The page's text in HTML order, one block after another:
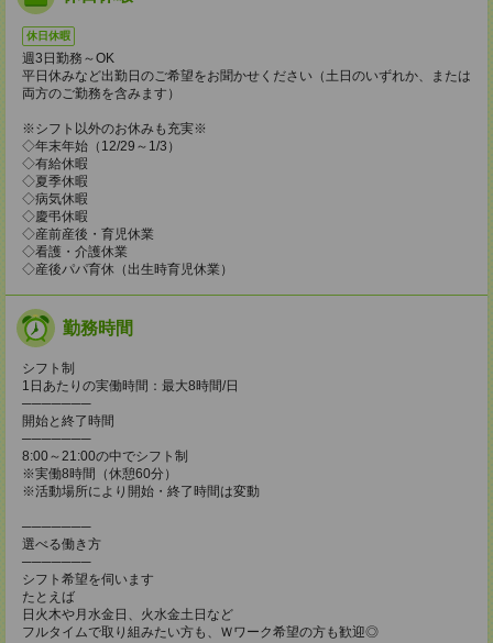
休日休暇
週3日勤務～OK
平日休みなど出勤日のご希望をお聞かせください（土日のいずれか、または
両方のご勤務を含みます）
※シフト以外のお休みも充実※
◇年末年始（12/29～1/3）
◇有給休暇
◇夏季休暇
◇病気休暇
◇慶弔休暇
◇産前産後・育児休業
◇看護・介護休業
◇産後パパ育休（出生時育児休業）
勤務時間
シフト制
1日あたりの実働時間：最大8時間/日
───────
開始と終了時間
───────
8:00～21:00の中でシフト制
※実働8時間（休憩60分）
※活動場所により開始・終了時間は変動
───────
選べる働き方
───────
シフト希望を伺います
たとえば
日火木や月水金日、火水金土日など
フルタイムで取り組みたい方も、Ｗワーク希望の方も歓迎◎